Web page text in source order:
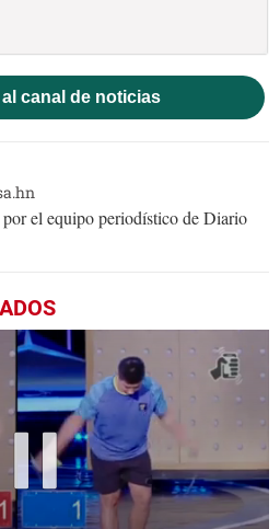
canal de noticias
el equipo periodístico de Diario